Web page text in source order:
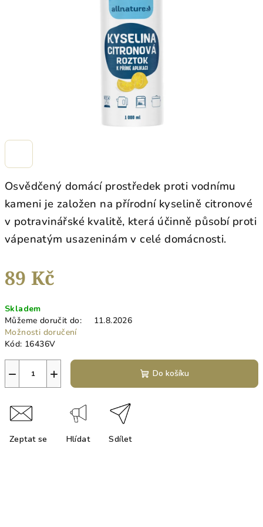
Osvědčený domácí prostředek proti vodnímu
kameni je založen na přírodní kyselině citronové
v potravinářské kvalitě, která účinně působí proti
vápenatým usazeninám v celé domácnosti.
89 Kč
cena:
Skladem
Můžeme doručit do:
11.8.2026
Možnosti doručení
Kód: 16436V
+
− Do košíku
Zeptat se Hlídat Sdílet